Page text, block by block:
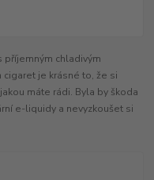
příjemným chladivým
je krásné to, že si
máte rádi. Byla by škoda
e-liquidy a nevyzkoušet si